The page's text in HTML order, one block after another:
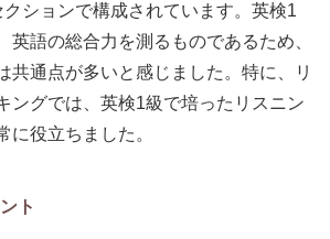
ションで構成されています。英検1
英語の総合力を測るものであるため、
共通点が多いと感じました。特に、リ
ングでは、英検1級で培ったリスニン
に役立ちました。
ト